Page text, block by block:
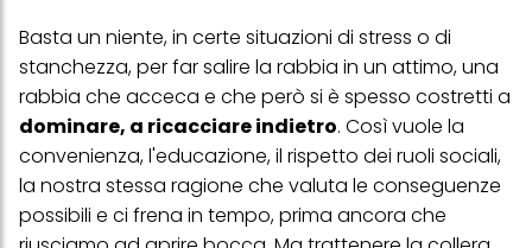
Basta un niente, in certe situazioni di stress o di
stanchezza, per far salire la rabbia in un attimo, una
rabbia che acceca e che però si è spesso costretti a
dominare, a ricacciare indietro. Così vuole la
convenienza, l'educazione, il rispetto dei ruoli sociali,
la nostra stessa ragione che valuta le conseguenze
possibili e ci frena in tempo, prima ancora che